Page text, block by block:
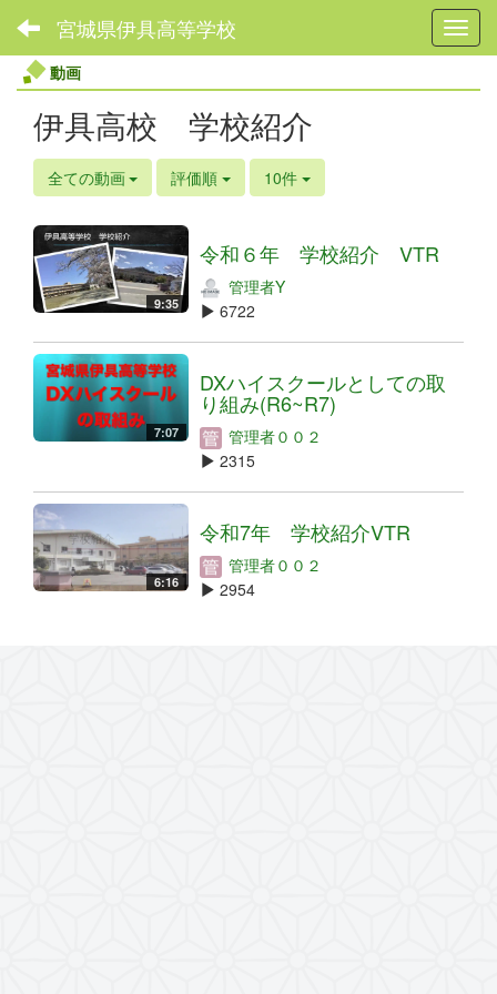
宮城県伊具高等学校
動画
伊具高校 学校紹介
全ての動画 評価順 10件
9:35
令和６年 学校紹介 VTR
管理者Y
6722
7:07
DXハイスクールとしての取
り組み(R6~R7)
管理者００２
2315
6:16
令和7年 学校紹介VTR
管理者００２
2954